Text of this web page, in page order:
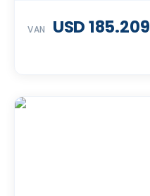
VAN USD 185.209